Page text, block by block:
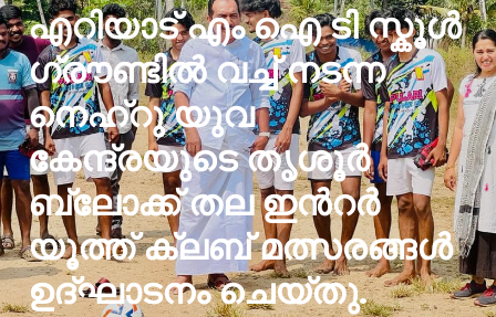
എറിയാട് എം ഐ ടി സ്കൂൾ
ഗ്രൗണ്ടിൽ വച്ച് നടന്ന
നെഹ്റു യുവ
കേന്ദ്രയുടെ തൃശൂർ
ബ്ലോക്ക് തല ഇൻറർ
യൂത്ത് ക്ലബ് മത്സരങ്ങൾ
ഉദ്ഘാടനം ചെയ്തു.